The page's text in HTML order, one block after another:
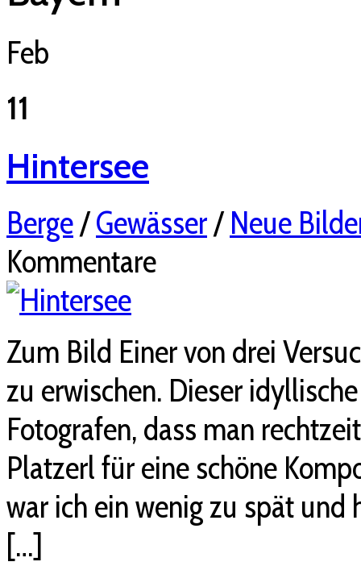
Feb
11
Hintersee
Berge/Gewässer/Neue
Kommentare
Zum Bild Einer von drei
zu erwischen. Dieser
Fotografen, dass man
Platzerl für eine schöne
war ich ein wenig zu spät
[…]